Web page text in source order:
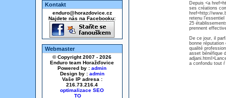
Kontakt
enduro@horazdovice.cz
Najdete nás na Facebooku:
Webmaster
© Copyright 2007 - 2026
Enduro team Horažďovice
Powered by : admin
Design by : admin
Vaše IP adresa :
216.73.216.4
optimalizace SEO
Depuis <a
ses créations
href=http://
retenu l'essentiel
25
prennent
De ce jour, il
bonne
qualité
asset bénéfique
a confondu tout